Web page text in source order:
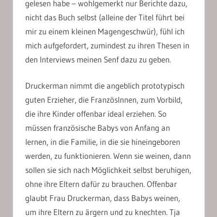
gelesen habe – wohlgemerkt nur Berichte dazu,
nicht das Buch selbst (alleine der Titel führt bei
mir zu einem kleinen Magengeschwür), fühl ich
mich aufgefordert, zumindest zu ihren Thesen in
den Interviews meinen Senf dazu zu geben.
Druckerman nimmt die angeblich prototypisch
guten Erzieher, die FranzösInnen, zum Vorbild,
die ihre Kinder offenbar ideal erziehen. So
müssen französische Babys von Anfang an
lernen, in die Familie, in die sie hineingeboren
werden, zu funktionieren. Wenn sie weinen, dann
sollen sie sich nach Möglichkeit selbst beruhigen,
ohne ihre Eltern dafür zu brauchen. Offenbar
glaubt Frau Druckerman, dass Babys weinen,
um ihre Eltern zu ärgern und zu knechten. Tja